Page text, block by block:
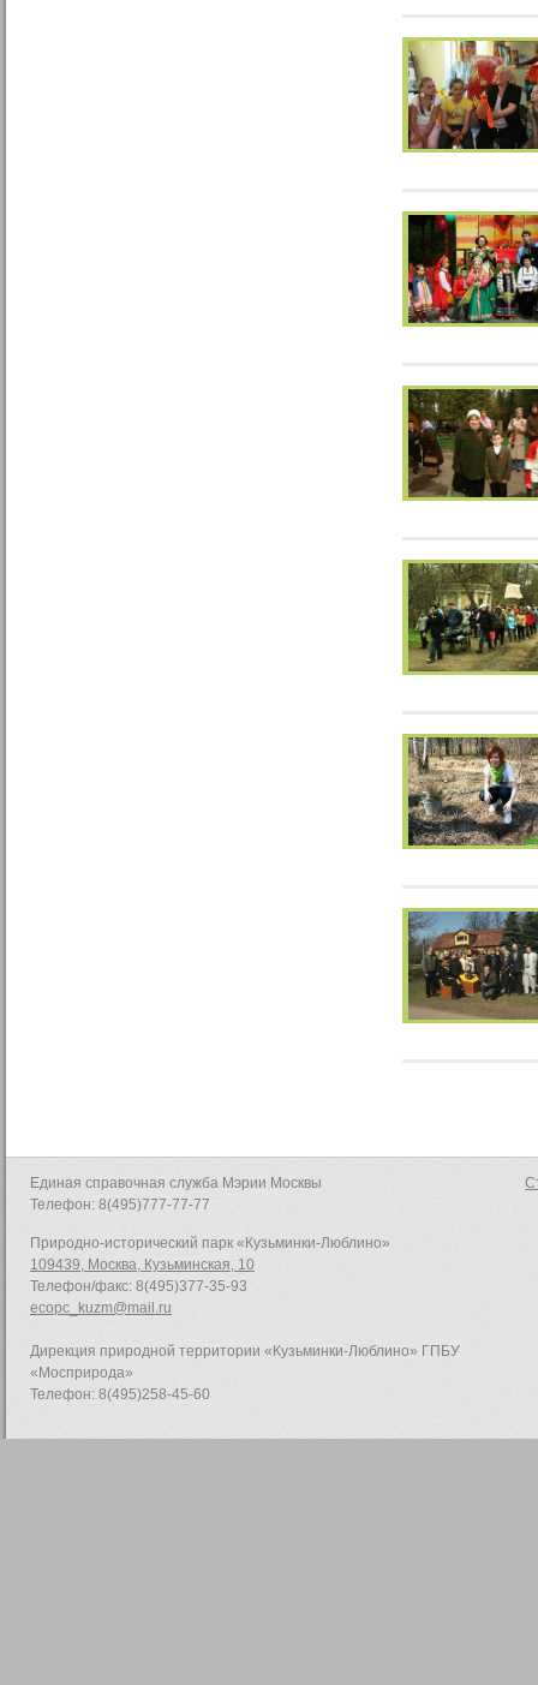
Единая справочная служба Мэрии Москвы
Телефон: 8(495)777-77-77
Природно-исторический парк «Кузьминки-Люблино»
109439, Москва, Кузьминская, 10
Телефон/факс: 8(495)377-35-93
ecopc_kuzm@mail.ru
Дирекция природной территории «Кузьминки-Люблино» ГПБУ
«Мосприрода»
Телефон: 8(495)258-45-60